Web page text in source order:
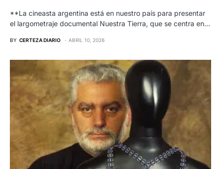
**La cineasta argentina está en nuestro país para presentar
el largometraje documental Nuestra Tierra, que se centra en…
BY CERTEZA DIARIO ABRIL 10, 2026